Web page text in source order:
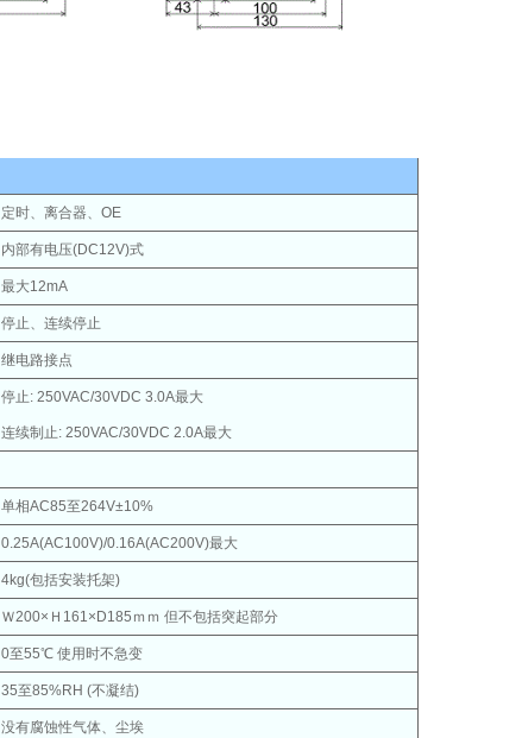
定时、离合器、OE
内部有电压(DC12V)式
最大12mA
停止、连续停止
继电路接点
停止: 250VAC/30VDC 3.0A最大
连续制止: 250VAC/30VDC 2.0A最大
单相AC85至264V±10%
0.25A(AC100V)/0.16A(AC200V)最大
4kg(包括安装托架)
Ｗ200×Ｈ161×D185ｍｍ 但不包括突起部分
0至55℃ 使用时不急变
35至85%RH (不凝结)
没有腐蚀性气体、尘埃